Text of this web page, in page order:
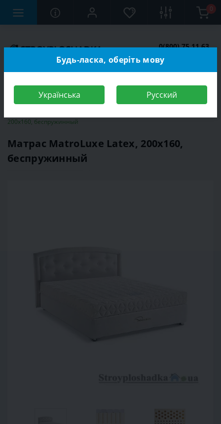
0
0(800) 75 11 63
200x160, беспружинный
Матрас MatroLuxe Latex, 200x160,
беспружинный
Будь-ласка, оберіть мову
Українська Русский